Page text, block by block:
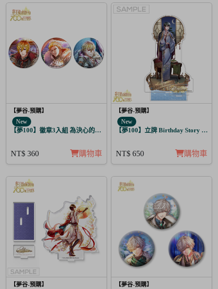
【夢谷-預購】
New
【夢100】徽章3入組 為決心的落幕獻上愛之歌 阿波羅
NT$ 360 購物車
【夢谷-預購】
New
【夢100】立牌 Birthday Story 藤目
NT$ 650 購物車
【夢谷-預購】
【夢谷-預購】